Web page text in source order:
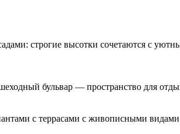
строгие высотки сочетаются с
бульвар — пространство для
с террасами с живописными